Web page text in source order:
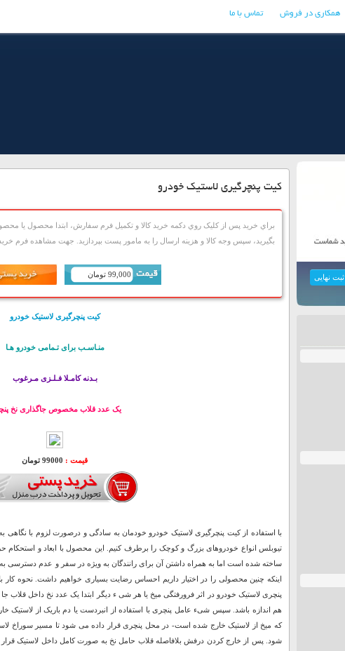
همکاری در فروش تماس با ما
ثبت نهایی
کیت پنچرگیری لاستیک خودرو
براي خريد پس از کليک روي دکمه خريد کالا و تکميل فرم سفارش، ابتدا محصول يا
بگيريد، سپس وجه کالا و هزينه ارسال را به مامور پست بپردازيد. جهت مشاهده فرم
99,000 تومان
کیت پنچرگیری لاستیک خودرو
منـاسـب برای تـمامی خودرو هـا
بـدنه کامـلا فـلـزی مـرغوب
یک عدد قلاب مخصوص جاگذاری نخ
قیمت : 99000 تومان
با استفاده از کیت پنچرگیری لاستیک خودرو خودمان به سادگی و درصورت لزوم با
تیوبلس انواع خودروهای بزرگ و کوچک را برطرف کنیم. این محصول با ابعاد و
ساخته شده است اما به همراه داشتن آن برای رانندگان به ویژه در سفر و عدم دسترسی به
اینکه چنین محصولی را در اختیار داریم احساس رضایت بسیاری خواهیم داشت. نحوه
پنچری لاستیک خودرو در اثر فرورفتگی میخ یا هر شی ء دیگر ابتدا یک عدد نخ داخل
هم اندازه باشد. سپس شیء عامل پنچری با استفاده از انبردست یا دم باریک از لاستیک
که میخ از لاستیک خارج شده است- در محل پنچری قرار داده می شود تا مسیر سوراخ
شود. پس از خارج کردن درفش بلافاصله قلاب حامل نخ به صورت کامل داخل لاستیک قرار